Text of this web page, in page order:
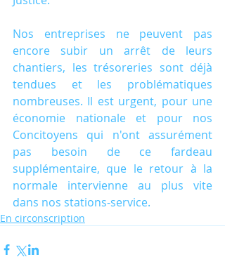
Nos entreprises ne peuvent pas
encore subir un arrêt de leurs
chantiers, les trésoreries sont déjà
tendues et les problématiques
nombreuses. Il est urgent, pour une
économie nationale et pour nos
Concitoyens qui n'ont assurément
pas besoin de ce fardeau
supplémentaire, que le retour à la
normale intervienne au plus vite
dans nos stations-service.
En circonscription